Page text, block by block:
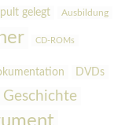
gelegt Ausbildung
CD-ROMs
DVDs
Geschichte